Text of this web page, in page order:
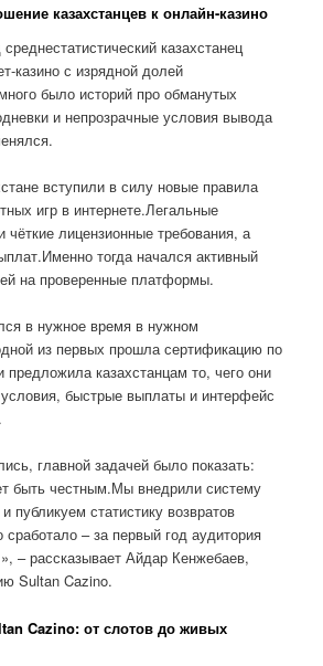
казахстанцев к онлайн-казино
казахстанец
казино с изрядной долей
было историй про обманутых
и непрозрачные условия вывода
вступили в силу новые правила
игр в интернете.Легальные
чёткие лицензионные требования, а
тогда начался активный
на проверенные платформы.
в нужное время в нужном
из первых прошла сертификацию по
казахстанцам то, чего они
быстрые выплаты и интерфейс
главной задачей было показать:
быть честным.Мы внедрили систему
публикуем статистику возвратов
– за первый год аудитория
– рассказывает Айдар Кенжебаев,
Sultan Cazino.
Cazino: от слотов до живых